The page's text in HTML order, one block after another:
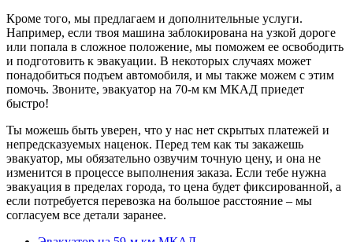
Кроме того, мы предлагаем и дополнительные услуги.
Например, если твоя машина заблокирована на узкой дороге
или попала в сложное положение, мы поможем ее освободить
и подготовить к эвакуации. В некоторых случаях может
понадобиться подъем автомобиля, и мы также можем с этим
помочь. Звоните, эвакуатор на 70-м км МКАД приедет
быстро!
Ты можешь быть уверен, что у нас нет скрытых платежей и
непредсказуемых наценок. Перед тем как ты закажешь
эвакуатор, мы обязательно озвучим точную цену, и она не
изменится в процессе выполнения заказа. Если тебе нужна
эвакуация в пределах города, то цена будет фиксированной, а
если потребуется перевозка на большое расстояние – мы
согласуем все детали заранее.